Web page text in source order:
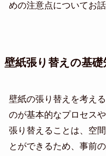
めの注意点についてお話
壁紙張り替えの基礎
壁紙の張り替えを考え
のが基本的なプロセス
張り替えることは、空
とができるため、事前